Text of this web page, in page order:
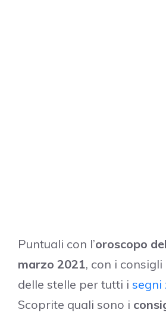
Puntuali con l’oroscopo
marzo 2021, con i
delle stelle per tutti i segni
Scoprite quali sono i